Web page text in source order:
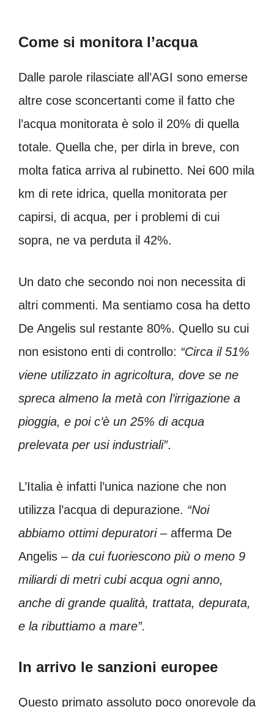
Come si monitora l’acqua
Dalle parole rilasciate all’AGI sono emerse
altre cose sconcertanti come il fatto che
l’acqua monitorata è solo il 20% di quella
totale. Quella che, per dirla in breve, con
molta fatica arriva al rubinetto. Nei 600 mila
km di rete idrica, quella monitorata per
capirsi, di acqua, per i problemi di cui
sopra, ne va perduta il 42%.
Un dato che secondo noi non necessita di
altri commenti. Ma sentiamo cosa ha detto
De Angelis sul restante 80%. Quello su cui
non esistono enti di controllo: “Circa il 51%
viene utilizzato in agricoltura, dove se ne
spreca almeno la metà con l’irrigazione a
pioggia, e poi c’è un 25% di acqua
prelevata per usi industriali”.
L’Italia è infatti l’unica nazione che non
utilizza l’acqua di depurazione. “Noi
abbiamo ottimi depuratori – afferma De
Angelis – da cui fuoriescono più o meno 9
miliardi di metri cubi acqua ogni anno,
anche di grande qualità, trattata, depurata,
e la ributtiamo a mare”.
In arrivo le sanzioni europee
Questo primato assoluto poco onorevole da